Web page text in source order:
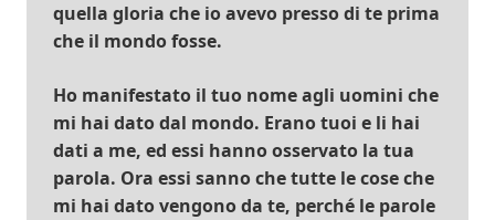
quella gloria che io avevo presso di te prima
che il mondo fosse.
Ho manifestato il tuo nome agli uomini che
mi hai dato dal mondo. Erano tuoi e li hai
dati a me, ed essi hanno osservato la tua
parola. Ora essi sanno che tutte le cose che
mi hai dato vengono da te, perché le parole